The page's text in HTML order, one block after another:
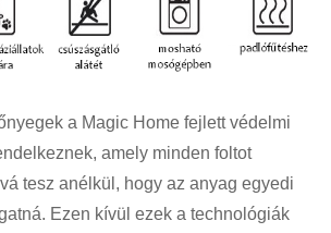
a Magic Home fejlett védelmi
amely minden foltot
tesz anélkül, hogy az anyag egyedi
Ezen kívül ezek a technológiák